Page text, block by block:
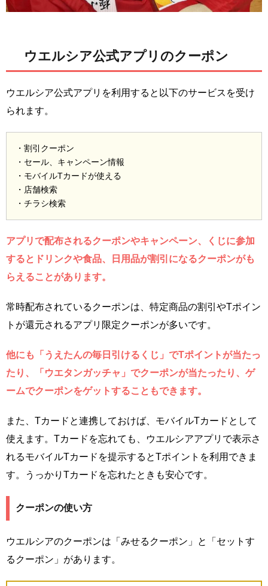
ウエルシア公式アプリのクーポン
ウエルシア公式アプリを利用すると以下のサービスを受け
られます。
・割引クーポン
・セール、キャンペーン情報
・モバイルTカードが使える
・店舗検索
・チラシ検索
アプリで配布されるクーポンやキャンペーン、くじに参加
するとドリンクや食品、日用品が割引になるクーポンがも
らえることがあります。
常時配布されているクーポンは、特定商品の割引やTポイン
トが還元されるアプリ限定クーポンが多いです。
他にも「うえたんの毎日引けるくじ」でTポイントが当たっ
たり、「ウエタンガッチャ」でクーポンが当たったり、ゲ
ームでクーポンをゲットすることもできます。
また、Tカードと連携しておけば、モバイルTカードとして
使えます。Tカードを忘れても、ウエルシアアプリで表示さ
れるモバイルTカードを提示するとTポイントを利用できま
す。うっかりTカードを忘れたときも安心です。
クーポンの使い方
ウエルシアのクーポンは「みせるクーポン」と「セットす
るクーポン」があります。